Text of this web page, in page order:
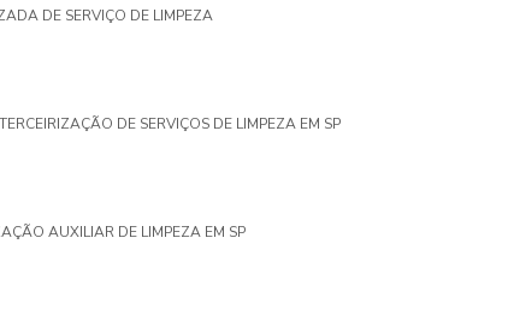
DE SERVIÇO DE LIMPEZA
DE SERVIÇOS DE LIMPEZA EM SP
AUXILIAR DE LIMPEZA EM SP